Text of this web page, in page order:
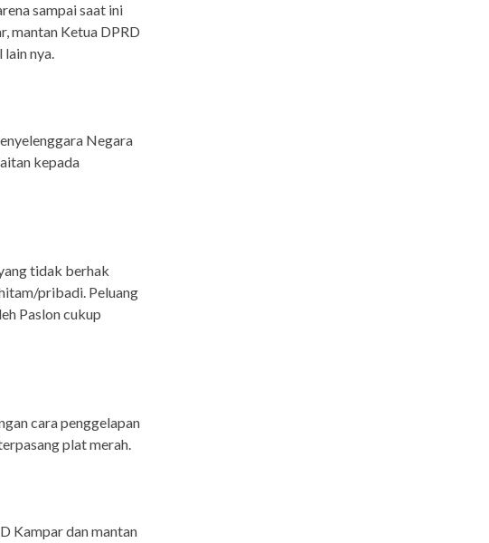
sampai saat ini
mantan Ketua DPRD
nya.
Negara
kepada
tidak berhak
pribadi. Peluang
Paslon cukup
cara penggelapan
plat merah.
Kampar dan mantan